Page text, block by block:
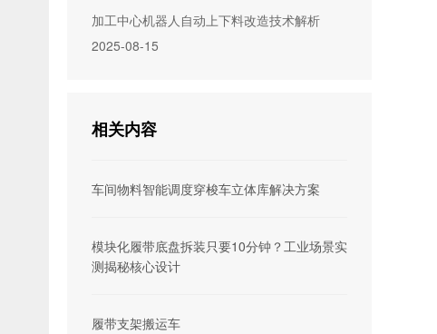
加工中心机器人自动上下料改造技术解析
2025-08-15
相关内容
车间物料智能调度穿梭车立体库解决方案
模块化履带底盘拆装只要10分钟？工业场景实
测揭秘核心设计
履带支架搬运车